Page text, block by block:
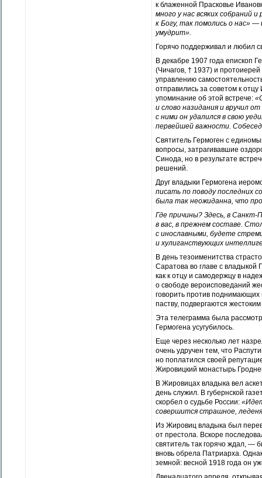
к блаженной Прасковье
много у нас всяких собраний
к Богу, так помолись о нас»
умудрит».
Горячо поддерживал и любил
В декабре 1907 года епископ
(Чичагов, † 1937) и
управлению
отправились за советом к
упоминание об этой встрече:
и слово назидания и вручил
с ними он удалился в свою
первейшей важности.
Святитель Гермоген с
вопросы, затрагивавшие
Синода, но в результате
решений.
Друг владыки Гермогена
писать по поводу последних
была так неожиданна, что
Где причины? Здесь, в
в вас, в прежнем составе.
с инославными, будете
и хулиганствующих
В день тезоименитства
Саратова во главе с владыкой
как к отцу и самодержцу в
о свободе вероисповеданий
говорить против
паству, подвергаются
Эта телеграмма была
Гермогена усугубилось.
Еще через несколько лет
очень удручен тем, что
но поплатился своей
Жировицкий монастырь
В Жировицах владыка вел
день служил. В губернской
скорбел о судьбе России:
совершится страшное,
Из Жировиц владыка был
от престола. Вскоре
святитель так горячо ждал, —
вновь обрела Патриарха.
земной: весной 1918 года он